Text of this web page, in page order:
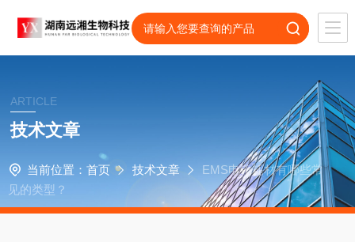
ARTICLE
技术文章
当前位置： 首页 技术文章
EMS电镜耗材有哪些常
见的类型？